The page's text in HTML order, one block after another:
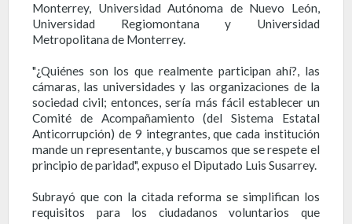
Monterrey, Universidad Autónoma de Nuevo León,
Universidad Regiomontana y Universidad
Metropolitana de Monterrey.
"¿Quiénes son los que realmente participan ahí?, las
cámaras, las universidades y las organizaciones de la
sociedad civil; entonces, sería más fácil establecer un
Comité de Acompañamiento (del Sistema Estatal
Anticorrupción) de 9 integrantes, que cada institución
mande un representante, y buscamos que se respete el
principio de paridad", expuso el Diputado Luis Susarrey.
Subrayó que con la citada reforma se simplifican los
requisitos para los ciudadanos voluntarios que